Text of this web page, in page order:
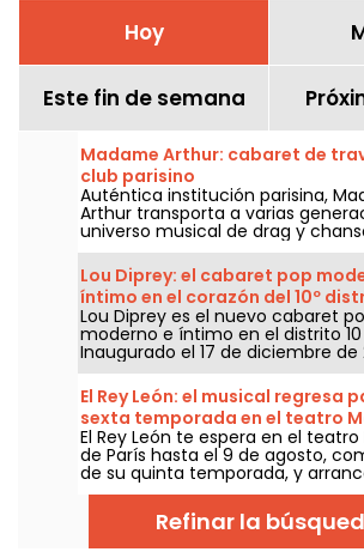
Hoy
Este fin de semana
Madame Arthur: cabaret de
club parisino
Auténtica institución parisina,
Arthur transporta a varias
universo musical de drag y
francesa.
Lou Diprey: el cabaret pop
íntimo en el corazón del 10º
París
Lou Diprey es el nuevo cabaret
moderno e íntimo en el distrito 10
Inaugurado el 17 de diciembre de
local ofrece cenas bistronómicas,
espectáculos coreografiados y
festivos, todo en un ambiente
iluminación suave, pensado para
experiencia nocturna
¿Listos para vivir algo diferente y
común?
El Rey León: el musical regresa
sexta temporada en el teatro
nuestra crítica
El Rey León te espera en el
de París hasta el 9 de agosto,
de su quinta temporada, y
sexta temporada a partir de
2026, más de diez años después
última función en esa sala parisina.
hemos visto y te lo contamos
Refinar la